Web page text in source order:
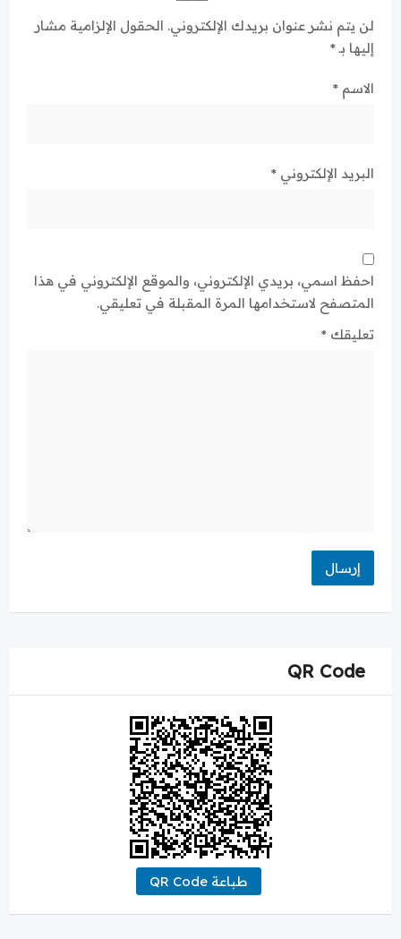
لن يتم نشر عنوان بريدك الإلكتروني. الحقول الإلزامية مشار
إليها بـ*
الاسم *
البريد الإلكتروني *
احفظ اسمي، بريدي الإلكتروني، والموقع الإلكتروني في هذا
المتصفح لاستخدامها المرة المقبلة في تعليقي.
تعليقك *
QR Code
طباعة QR Code